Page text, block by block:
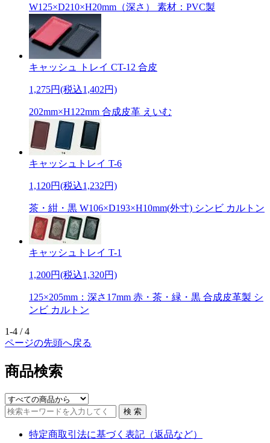
W125×D210×H20mm（深さ） 素材：PVC製
キャッシュ トレイ CT-12 合皮
1,275円(税込1,402円)
202mm×H122mm 合成皮革 えいむ
キャッシュトレイ T-6
1,120円(税込1,232円)
茶・紺・黒 W106×D193×H10mm(外寸) シンビ カルトン
キャッシュトレイ T-1
1,200円(税込1,320円)
125×205mm：深さ17mm 赤・茶・緑・黒 合成皮革製 シ
ンビ カルトン
1-4 / 4
ページの先頭へ戻る
商品検索
特定商取引法に基づく表記（返品など）